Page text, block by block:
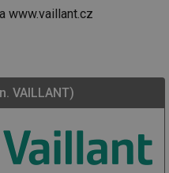
www.vaillant.cz
VAILLANT)